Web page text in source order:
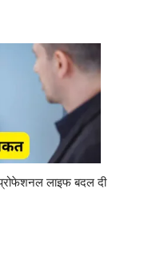
लाइफ बदल दी